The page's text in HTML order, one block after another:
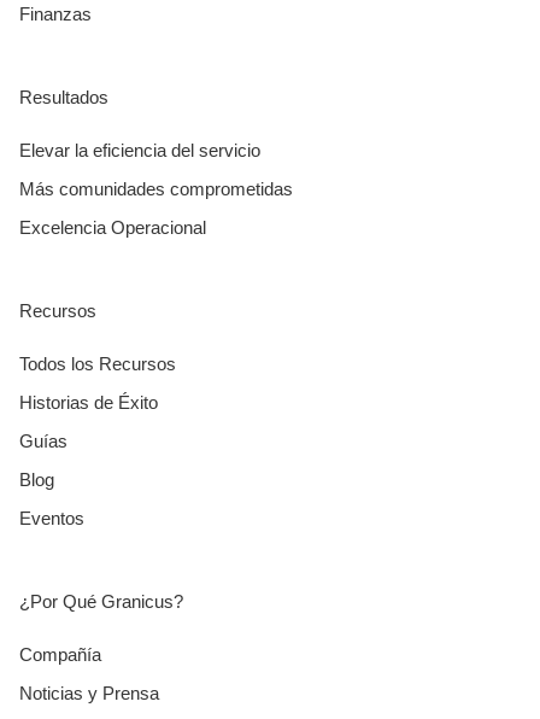
Finanzas
Resultados
Elevar la eficiencia del servicio
Más comunidades comprometidas
Excelencia Operacional
Recursos
Todos los Recursos
Historias de Éxito
Guías
Blog
Eventos
¿Por Qué Granicus?
Compañía
Noticias y Prensa